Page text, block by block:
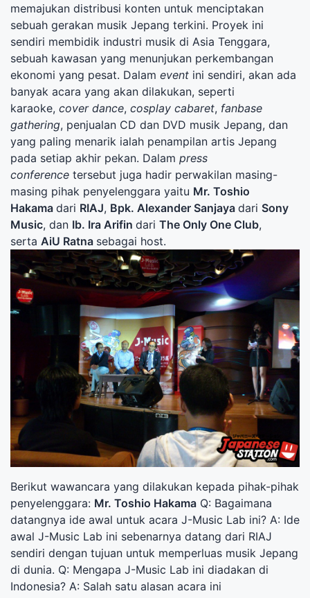
memajukan distribusi konten untuk menciptakan
sebuah gerakan musik Jepang terkini. Proyek ini
sendiri membidik industri musik di Asia Tenggara,
sebuah kawasan yang menunjukan perkembangan
ekonomi yang pesat. Dalam event ini sendiri, akan ada
banyak acara yang akan dilakukan, seperti
karaoke, cover dance, cosplay cabaret, fanbase
gathering, penjualan CD dan DVD musik Jepang, dan
yang paling menarik ialah penampilan artis Jepang
pada setiap akhir pekan. Dalam press
conference tersebut juga hadir perwakilan masing-
masing pihak penyelenggara yaitu Mr. Toshio
Hakama dari RIAJ, Bpk. Alexander Sanjaya dari Sony
Music, dan Ib. Ira Arifin dari The Only One Club,
serta AiU Ratna sebagai host.
Berikut wawancara yang dilakukan kepada pihak-pihak
penyelenggara: Mr. Toshio Hakama Q: Bagaimana
datangnya ide awal untuk acara J-Music Lab ini? A: Ide
awal J-Music Lab ini sebenarnya datang dari RIAJ
sendiri dengan tujuan untuk memperluas musik Jepang
di dunia. Q: Mengapa J-Music Lab ini diadakan di
Indonesia? A: Salah satu alasan acara ini